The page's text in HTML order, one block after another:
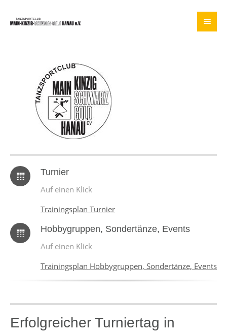
Turnier
Auf einen Klick
Trainingsplan Turnier
Hobbygruppen, Sondertänze, Events
Auf einen Klick
Trainingsplan Hobbygruppen, Sondertänze, Events
Erfolgreicher Turniertag in